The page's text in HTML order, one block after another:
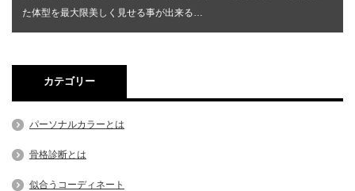
た体型を最大限美しく見せる事が出来る…
カテゴリー
パーソナルカラーとは
骨格診断とは
似合うコーディネート